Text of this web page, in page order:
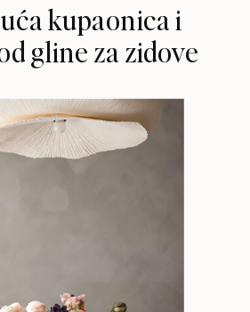
kupaonica i
gline za zidove